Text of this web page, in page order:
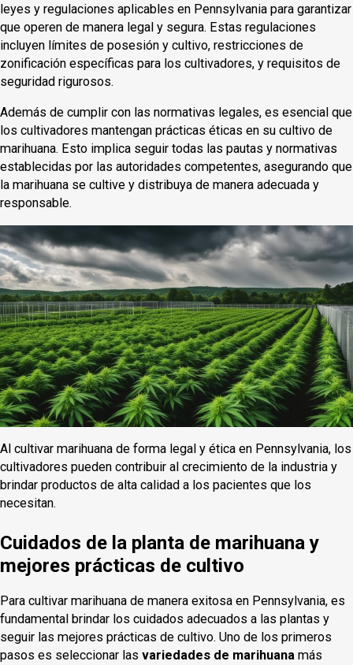
leyes y regulaciones aplicables en Pennsylvania para garantizar
que operen de manera legal y segura. Estas regulaciones
incluyen límites de posesión y cultivo, restricciones de
zonificación específicas para los cultivadores, y requisitos de
seguridad rigurosos.
Además de cumplir con las normativas legales, es esencial que
los cultivadores mantengan prácticas éticas en su cultivo de
marihuana. Esto implica seguir todas las pautas y normativas
establecidas por las autoridades competentes, asegurando que
la marihuana se cultive y distribuya de manera adecuada y
responsable.
Al cultivar marihuana de forma legal y ética en Pennsylvania, los
cultivadores pueden contribuir al crecimiento de la industria y
brindar productos de alta calidad a los pacientes que los
necesitan.
Cuidados de la planta de marihuana y
mejores prácticas de cultivo
Para cultivar marihuana de manera exitosa en Pennsylvania, es
fundamental brindar los cuidados adecuados a las plantas y
seguir las mejores prácticas de cultivo. Uno de los primeros
pasos es seleccionar las variedades de marihuana más